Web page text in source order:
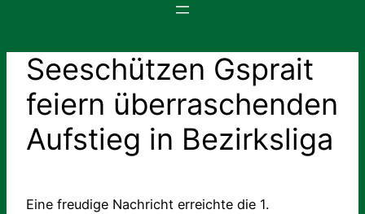
Seeschützen Gsprait
feiern überraschenden
Aufstieg in Bezirksliga
Eine freudige Nachricht erreichte die 1.